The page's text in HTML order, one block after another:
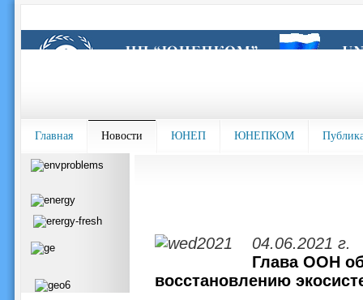
Главная Новости ЮНЕП ЮНЕПКОМ
04.06.2021 г.
Глава ООН
восстановлению